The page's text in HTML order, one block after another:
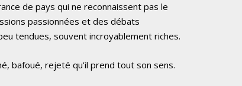
de pays qui ne reconnaissent pas le
passionnées et des débats
tendues, souvent incroyablement riches.
bafoué, rejeté qu’il prend tout son sens.